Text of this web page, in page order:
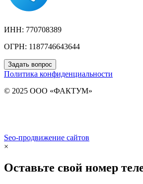
ИНН: 770708389
ОГРН: 1187746643644
Задать вопрос
Политика конфиденциальности
© 2025 ООО «ФАКТУМ»
Seo-продвижение сайтов
×
Оставьте свой номер